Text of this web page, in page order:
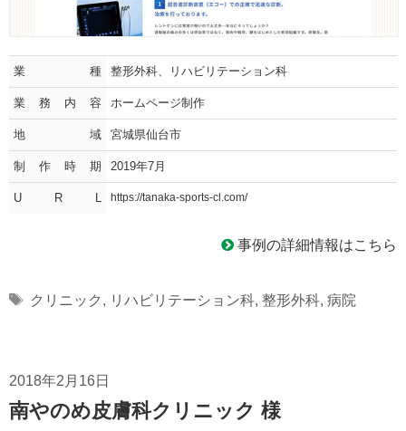
業種 整形外科、リハビリテーション科
業務内容 ホームページ制作
地域 宮城県仙台市
制作時期 2019年7月
U R L https://tanaka-sports-cl.com/
事例の詳細情報はこちら
Tags
クリニック , リハビリテーション科, 整形外科, 病院
2018年2月16日
南やのめ皮膚科クリニック 様